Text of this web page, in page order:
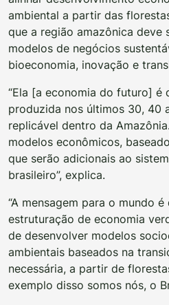
ambiental a partir das
que a região amazônica deve
modelos de negócios
bioeconomia, inovação e
“Ela [a economia do futuro] é
produzida nos últimos 30, 40
replicável dentro da
modelos econômicos,
que serão adicionais ao
brasileiro”, explica.
“A mensagem para o mundo
estruturação de economia
de desenvolver modelos
ambientais baseados na
necessária, a partir de
exemplo disso somos nós, o